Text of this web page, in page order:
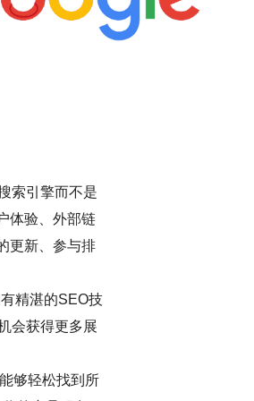
索引擎而不是
体验、外部链
更新、参与排
精湛的SEO技
会获得更多展
够轻松找到所